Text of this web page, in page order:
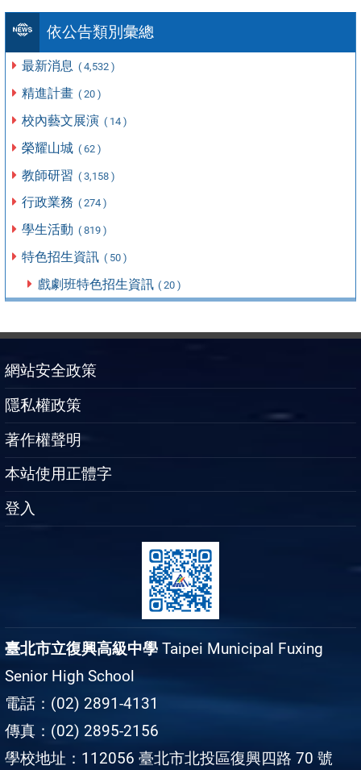
依公告類別彙總
最新消息 ( 4,532 )
精進計畫 ( 20 )
校內藝文展演 ( 14 )
榮耀山城 ( 62 )
教師研習 ( 3,158 )
行政業務 ( 274 )
學生活動 ( 819 )
特色招生資訊 ( 50 )
戲劇班特色招生資訊 ( 20 )
網站安全政策
隱私權政策
著作權聲明
本站使用正體字
登入
臺北市立復興高級中學 Taipei Municipal Fuxing
Senior High School
電話：(02) 2891-4131
傳真：(02) 2895-2156
學校地址：112056 臺北市北投區復興四路 70 號